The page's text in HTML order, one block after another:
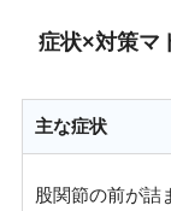
症状×対策マ
主な症状
股関節の前が詰